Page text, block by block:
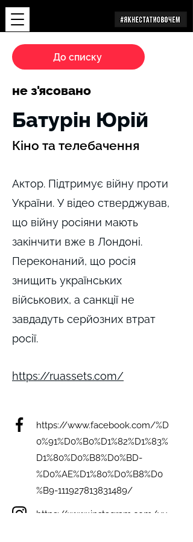
До списку
не з'ясовано
Кіно та телебачення
Батурін Юрій
Актор. Підтримує війну проти
України. У відео стверджував,
що війну росіяни мають
закінчити вже в Лондоні.
Переконаний, що росія
знищить українських
військових, а санкції не
завдадуть серйозних втрат
росії.
https://ruassets.com/
https://www.facebook.com/%D
0%91%D0%B0%D1%82%D1%83%
D1%80%D0%B8%D0%BD-
%D0%AE%D1%80%D0%B8%D0
%B9-111927813831489/
https://www.instagram.com/yu